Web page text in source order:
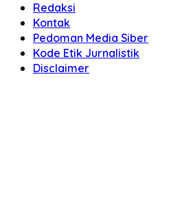
Redaksi
Kontak
Pedoman Media Siber
Kode Etik Jurnalistik
Disclaimer